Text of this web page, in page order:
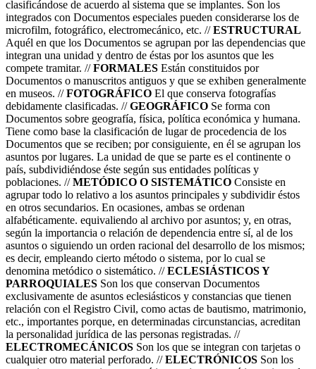
clasificándose de acuerdo al sistema que se implantes. Son los
integrados con Documentos especiales pueden considerarse los de
microfilm, fotográfico, electromecánico, etc. //ESTRUCTURAL
Aquél en que los Documentos se agrupan por las dependencias que
integran una unidad y dentro de éstas por los asuntos que les
compete tramitar. //FORMALES Están constituidos por
Documentos o manuscritos antiguos y que se exhiben generalmente
en museos. //FOTOGRÁFICO El que conserva fotografías
debidamente clasificadas. //GEOGRÁFICO Se forma con
Documentos sobre geografía, física, política económica y humana.
Tiene como base la clasificación de lugar de procedencia de los
Documentos que se reciben; por consiguiente, en él se agrupan los
asuntos por lugares. La unidad de que se parte es el continente o
país, subdividiéndose éste según sus entidades políticas y
poblaciones. //METÓDICO O SISTEMÁTICO Consiste en
agrupar todo lo relativo a los asuntos principales y subdividir éstos
en otros secundarios. En ocasiones, ambas se ordenan
alfabéticamente. equivaliendo al archivo por asuntos; y, en otras,
según la importancia o relación de dependencia entre sí, al de los
asuntos o siguiendo un orden racional del desarrollo de los mismos;
es decir, empleando cierto método o sistema, por lo cual se
denomina metódico o sistemático. //ECLESIÁSTICOS Y
PARROQUIALES Son los que conservan Documentos
exclusivamente de asuntos eclesiásticos y constancias que tienen
relación con el Registro Civil, como actas de bautismo, matrimonio,
etc., importantes porque, en determinadas circunstancias, acreditan
la personalidad jurídica de las personas registradas. //
ELECTROMECÁNICOS Son los que se integran con tarjetas o
cualquier otro material perforado. //ELECTRÓNICOS Son los